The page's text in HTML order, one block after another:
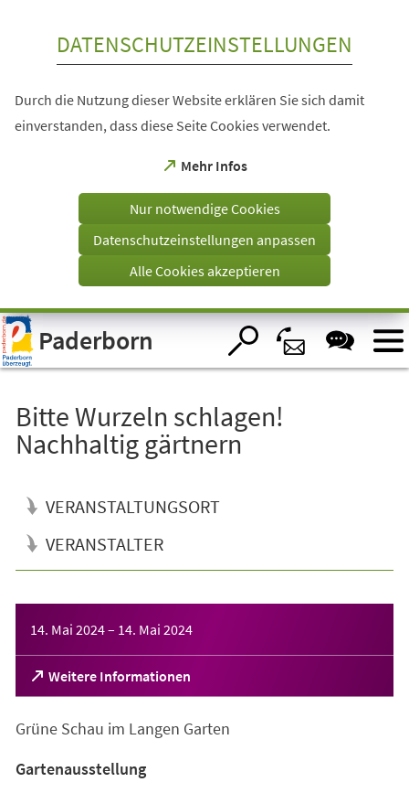
Visuelle
Assistenzsoftware
öffnen.
DATENSCHUTZEINSTELLUNGEN
Durch die Nutzung dieser Website erklären Sie sich damit
einverstanden, dass diese Seite Cookies verwendet.
Mehr Infos
(Öffnet
einem
Tab)
Nur notwendige Cookies
Datenschutzeinstellungen anpassen
Alle Cookies akzeptieren
Paderborn
Bitte Wurzeln schlagen!
Nachhaltig gärtnern
VERANSTALTUNGSORT
VERANSTALTER
14. Mai 2024– 14. Mai 2024
Weitere Informationen
(Öffnet
in
neuen
Grüne Schau im Langen Garten
Gartenausstellung